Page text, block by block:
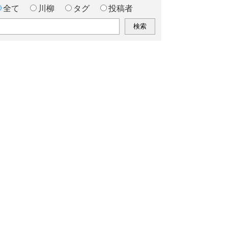
全て 川柳 タグ 投稿者